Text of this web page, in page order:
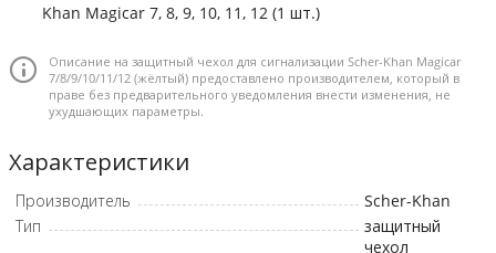
Khan Magicar 7, 8, 9, 10, 11, 12 (1 шт.)
Описание на защитный чехол для сигнализации Scher-Khan Magicar
7/8/9/10/11/12 (жёлтый) предоставлено производителем, который в
праве без предварительного уведомления внести изменения, не
ухудшающих параметры.
Характеристики
Производитель
Scher-Khan
Тип
защитный
чехол